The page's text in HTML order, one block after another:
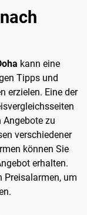
kann eine
Tipps und
erzielen. Eine der
Angebote zu
verschiedener
können Sie
erhalten.
Preisalarmen, um